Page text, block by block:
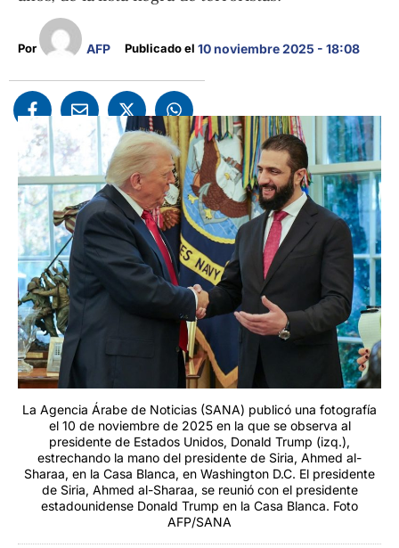
Por AFP Publicado el 10 noviembre 2025 - 18:08
La Agencia Árabe de Noticias (SANA) publicó una fotografía
el 10 de noviembre de 2025 en la que se observa al
presidente de Estados Unidos, Donald Trump (izq.),
estrechando la mano del presidente de Siria, Ahmed al-
Sharaa, en la Casa Blanca, en Washington D.C. El presidente
de Siria, Ahmed al-Sharaa, se reunió con el presidente
estadounidense Donald Trump en la Casa Blanca. Foto
AFP/SANA